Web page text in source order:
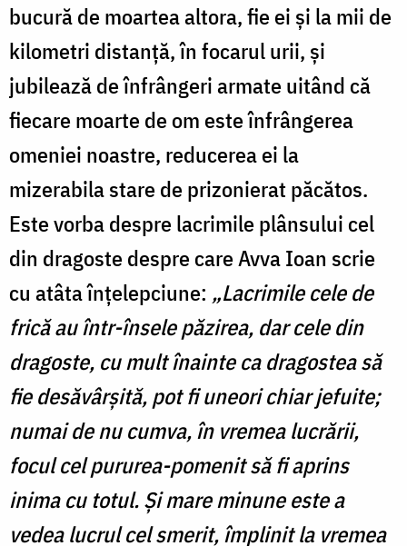
bucură de moartea altora, fie ei și la mii de
kilometri distanță, în focarul urii, și
jubilează de înfrângeri armate uitând că
fiecare moarte de om este înfrângerea
omeniei noastre, reducerea ei la
mizerabila stare de prizonierat păcătos.
Este vorba despre lacrimile plânsului cel
din dragoste despre care Avva Ioan scrie
cu atâta înțelepciune: „Lacrimile cele de
frică au într-însele păzirea, dar cele din
dragoste, cu mult înainte ca dragostea să
fie desăvârșită, pot fi uneori chiar jefuite;
numai de nu cumva, în vremea lucrării,
focul cel pururea-pomenit să fi aprins
inima cu totul. Și mare minune este a
vedea lucrul cel smerit, împlinit la vremea